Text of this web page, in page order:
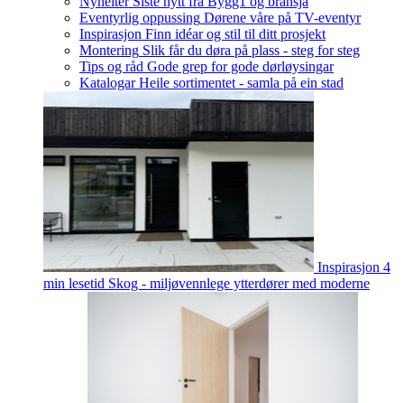
Eventyrlig oppussing Dørene våre på TV-eventyr
Inspirasjon Finn idéar og stil til ditt prosjekt
Montering Slik får du døra på plass - steg for steg
Tips og råd Gode grep for gode dørløysingar
Katalogar Heile sortimentet - samla på ein stad
Inspirasjon 4
min lesetid Skog - miljøvennlege ytterdører med moderne